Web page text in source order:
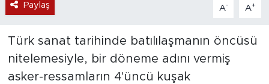
Paylaş A- A+
Türk sanat tarihinde batılılaşmanın öncüsü
nitelemesiyle, bir döneme adını vermiş
asker-ressamların 4'üncü kuşak